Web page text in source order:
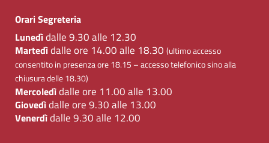
Orari Segreteria
Lunedìdalle 9.30 alle 12.30
Martedìdalle ore 14.00 alle 18.30 (ultimo accesso
consentito in presenza ore 18.15 – accesso telefonico sino alla
chiusura delle 18.30)
Mercoledìdalle ore 11.00 alle 13.00
Giovedìdalle ore 9.30 alle 13.00
Venerdìdalle 9.30 alle 12.00